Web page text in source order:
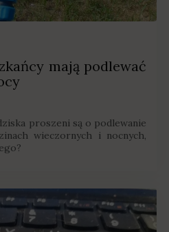
mają podlewać
proszeni są o podlewanie
wieczornych i nocnych,